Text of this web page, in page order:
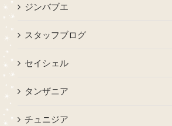
ジンバブエ
スタッフブログ
セイシェル
タンザニア
チュニジア